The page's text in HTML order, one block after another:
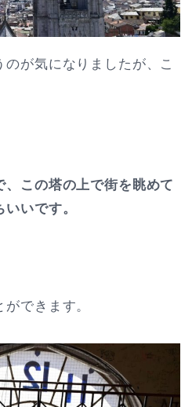
が気になりましたが、こ
この塔の上で街を眺めて
いです。
できます。